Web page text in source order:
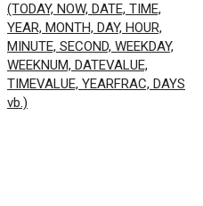
(TODAY, NOW, DATE, TIME,
YEAR, MONTH, DAY, HOUR,
MINUTE, SECOND, WEEKDAY,
WEEKNUM, DATEVALUE,
TIMEVALUE, YEARFRAC, DAYS
vb.)